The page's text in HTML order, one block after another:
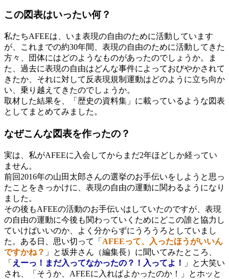
この図表はいったい何？
私たちAFEEは、いま表現の自由のために活動しています
が、これまでの約30年間、表現の自由のために活動してきた
方々、団体にはどのようなものがあったのでしょうか。ま
た、過去に表現の自由はどんな事件によっておびやかされて
きたか、それに対して反表現規制運動はどのように立ち向か
い、乗り越えてきたのでしょうか。
取材した結果を、「歴史の資料集」に載っているような図表
としてまとめてみました。
なぜこんな図表を作ったの？
実は、私がAFEEに入会してからまだ2年ほどしか経ってい
ません。
前回2016年の山田太郎さんの選挙のお手伝いをしようと思っ
たことをきっかけに、表現の自由の運動に関わるようになり
ました。
その後もAFEEの活動のお手伝いはしていたのですが、表現
の自由の運動に今後も関わっていくためにどこの誰と協力し
ていけばいいのか、よく分からずにうろうろとしていまし
た。ある日、思い切って「 AFEEって、入ったほうがいいん
ですかね？ 」と坂井さん（編集長）に聞いてみたところ、
「 えーっ！まだ入ってなかったの？！入ってよ！
」と大笑い
され、「そうか、AFEEに入ればよかったのか！」とホッと